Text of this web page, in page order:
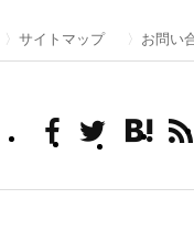
サイトマップ お問い